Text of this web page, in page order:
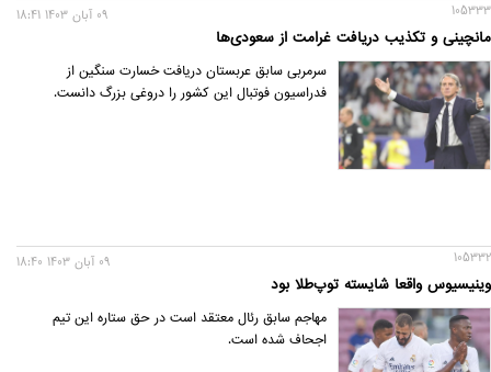
105333
مانچینی و تکذیب دریافت غرامت از سعودی‌ها
09 آبان 1403 18:41
سرمربی سابق عربستان دریافت خسارت سنگین از
فدراسیون فوتبال این کشور را دروغی بزرگ دانست.
105332
وینیسیوس واقعا شایسته توپ‌طلا بود
09 آبان 1403 18:40
مهاجم سابق رئال معتقد است در حق ستاره این تیم
اجحاف شده است.